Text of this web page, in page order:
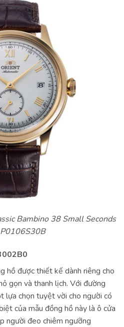
Bambino 38 Small Seconds
hồ được thiết kế dành riêng cho
gọn và thanh lịch. Với đường
lựa chọn tuyệt vời cho người có
của mẫu đồng hồ này là ô cửa
người đeo chiêm ngưỡng